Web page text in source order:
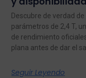
Descubre de verdad
parámetros de 2,4 T,
de rendimiento
plana antes de dar el
Seguir Leyendo